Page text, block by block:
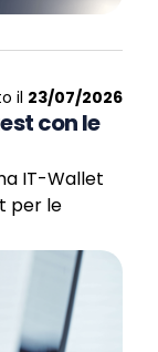
il 23/07/2026
con le
IT-Wallet
per le